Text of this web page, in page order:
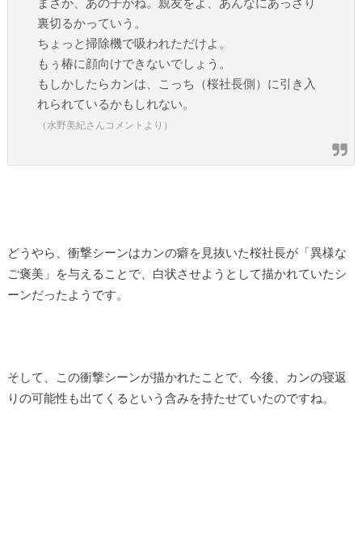
まさか、あの子がね。親友をよ、あんなにあっさり
裏切るかっていう。
ちょっと掃除機で吸われただけよ。
もぅ椿に顔向けできないでしょう。
もしかしたらカンは、こっち（桜社長側）に引き入
れられているかもしれない。
（水野美紀さんコメントより）
どうやら、衝撃シーンはカンの癖を見抜いた桜社長が「異様な
ご褒美」を与えることで、白状させようとして描かれていたシ
ーンだったようです。
そして、この衝撃シーンが描かれたことで、今後、カンの寝返
りの可能性も出てくるという含みを持たせていたのですね。